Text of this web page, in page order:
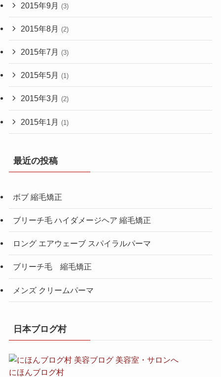
2015年9月 (3)
2015年8月 (2)
2015年7月 (3)
2015年5月 (1)
2015年3月 (2)
2015年1月 (1)
最近の投稿
ボブ 縮毛矯正
ブリーチ毛 ハイダメージヘア 縮毛矯正
ロング エアウェーブ スパイラルパーマ
ブリーチ毛 縮毛矯正
メンズ クリームパーマ
日本ブログ村
にほんブログ村